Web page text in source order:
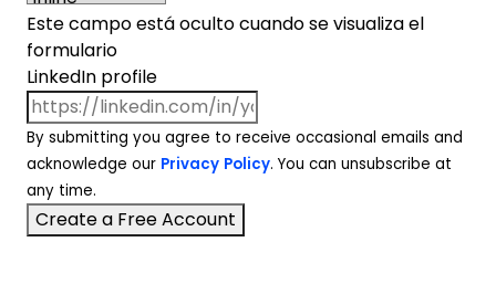
Este campo está oculto cuando se visualiza el
formulario
LinkedIn profile
By submitting you agree to receive occasional emails and
acknowledge our Privacy Policy. You can unsubscribe at
any time.